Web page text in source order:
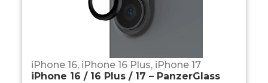
iPhone 16, iPhone 16 Plus, iPhone 17
iPhone 16 / 16 Plus / 17 – PanzerGlass